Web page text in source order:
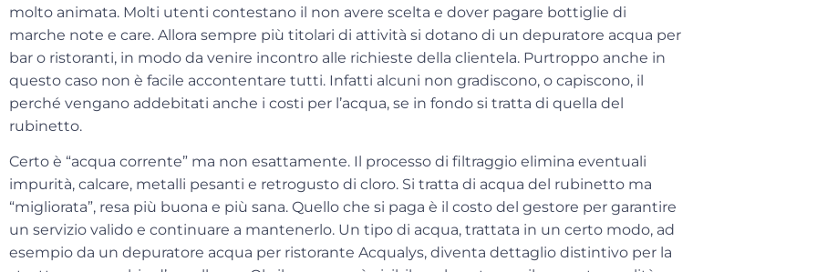
molto animata. Molti utenti contestano il non avere scelta e dover pagare bottiglie di
marche note e care. Allora sempre più titolari di attività si dotano di un depuratore acqua per
bar o ristoranti, in modo da venire incontro alle richieste della clientela. Purtroppo anche in
questo caso non è facile accontentare tutti. Infatti alcuni non gradiscono, o capiscono, il
perché vengano addebitati anche i costi per l’acqua, se in fondo si tratta di quella del
rubinetto.
Certo è “acqua corrente” ma non esattamente. Il processo di filtraggio elimina eventuali
impurità, calcare, metalli pesanti e retrogusto di cloro. Si tratta di acqua del rubinetto ma
“migliorata”, resa più buona e più sana. Quello che si paga è il costo del gestore per garantire
un servizio valido e continuare a mantenerlo. Un tipo di acqua, trattata in un certo modo, ad
esempio da un depuratore acqua per ristorante Acqualys, diventa dettaglio distintivo per la